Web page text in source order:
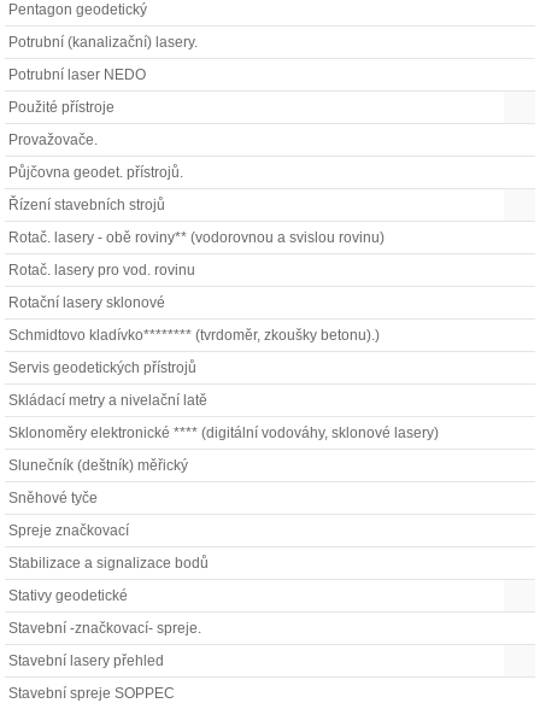
Pentagon geodetický
Potrubní (kanalizační) lasery.
Potrubní laser NEDO
Použité přístroje
Provažovače.
Půjčovna geodet. přístrojů.
Řízení stavebních strojů
Rotač. lasery - obě roviny** (vodorovnou a svislou rovinu)
Rotač. lasery pro vod. rovinu
Rotační lasery sklonové
Schmidtovo kladívko******** (tvrdoměr, zkoušky betonu).)
Servis geodetických přístrojů
Skládací metry a nivelační latě
Sklonoměry elektronické **** (digitální vodováhy, sklonové lasery)
Slunečník (deštník) měřický
Sněhové tyče
Spreje značkovací
Stabilizace a signalizace bodů
Stativy geodetické
Stavební -značkovací- spreje.
Stavební lasery přehled
Stavební spreje SOPPEC